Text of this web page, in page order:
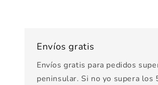
Envíos gratis
Envíos gratis para pedidos
peninsular. Si no yo supera